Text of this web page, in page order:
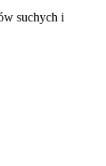
suchych i